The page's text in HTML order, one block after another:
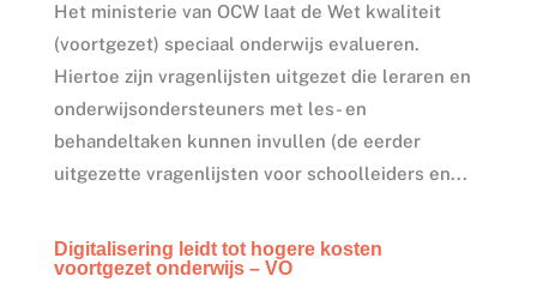
Het ministerie van OCW laat de Wet kwaliteit
(voortgezet) speciaal onderwijs evalueren.
Hiertoe zijn vragenlijsten uitgezet die leraren en
onderwijsondersteuners met les- en
behandeltaken kunnen invullen (de eerder
uitgezette vragenlijsten voor schoolleiders en...
Digitalisering leidt tot hogere kosten
voortgezet onderwijs – VO